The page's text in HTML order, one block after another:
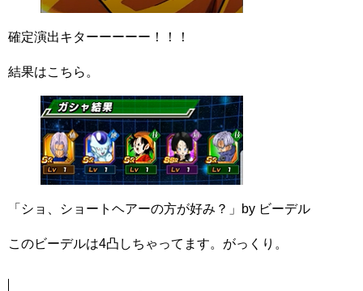
確定演出キターーーーー！！！
結果はこちら。
「ショ、ショートヘアーの方が好み？」by ビーデル
このビーデルは4凸しちゃってます。がっくり。